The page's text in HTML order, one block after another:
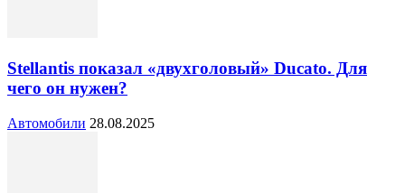
Stellantis показал «двухголовый» Ducato. Для
чего он нужен?
Автомобили 28.08.2025